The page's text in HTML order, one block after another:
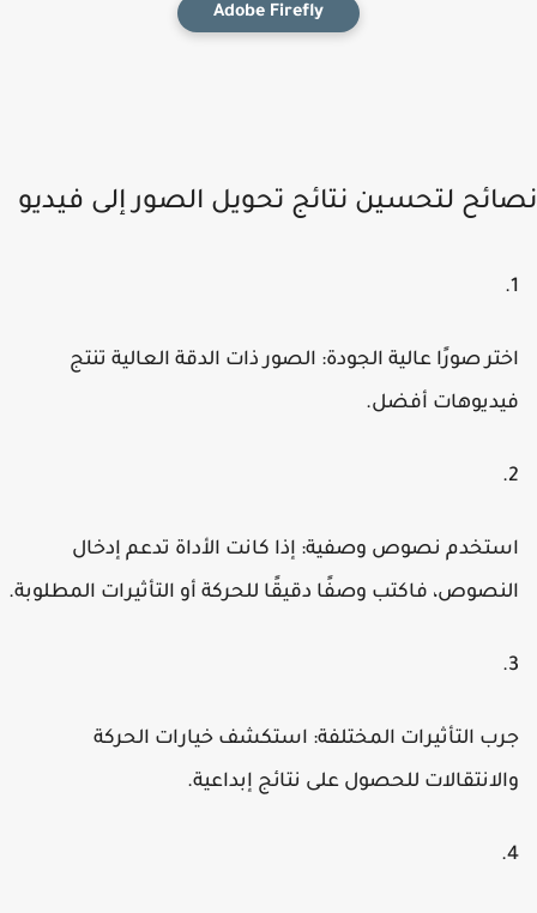
Adobe Firefly
لتحسين نتائج تحويل الصور إلى فيديو
صورًا عالية الجودة: الصور ذات الدقة العالية تنتج
أفضل.
نصوص وصفية: إذا كانت الأداة تدعم إدخال
فاكتب وصفًا دقيقًا للحركة أو التأثيرات المطلوبة.
التأثيرات المختلفة: استكشف خيارات الحركة
للحصول على نتائج إبداعية.